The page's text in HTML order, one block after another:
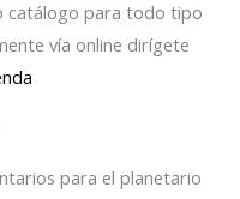
catálogo para todo tipo
vía online dirígete
para el planetario